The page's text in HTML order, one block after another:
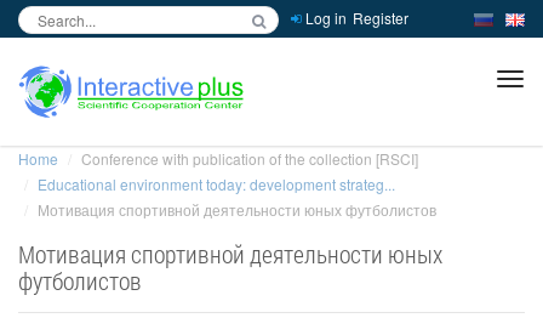
Log in Register
Home
Conference with publication of the collection [RSCI]
Educational environment today: development strateg...
Мотивация спортивной деятельности юных футболистов
Мотивация спортивной деятельности юных
футболистов